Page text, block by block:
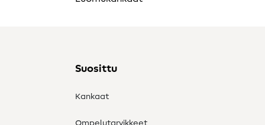
Suosittu
Kankaat